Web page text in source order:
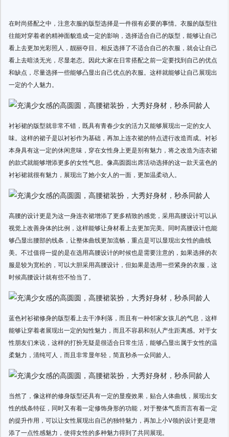
在时尚搭配之中，注意衣服的版型选择是一件很有必要的事情。衣服的版型往
往能对穿着者的精神面貌造成一定的影响，选择适合自己的版型，能够让自己
看上去更加光彩照人，靓丽夺目。相反选择了不适合自己的衣服，就会让自己
看上去暗淡无光，尽显老态。因此大家在日常搭配之前一定要找到自己的优点
和缺点，尽量选择一些能够凸显出自己优点的衣服。这样就能够让自己展现出
一定的个人魅力。
衬衫裙的版型就非常不错，既具有青春少女的活力又能够展现出一定的女人
味。这样的裙子是以衬衫作为基础，再加上连衣裙的特点进行改造而成。衬衫
本身具有这一定的休闲意味，穿在女性身上更是别有魅力，将之改造为连衣裙
的款式就能够增添更多的女性气息。像高圆圆出席活动选择的这一款天蓝色的
衬衫裙就很有魅力，展现出了她小女人的一面，更加温柔动人。
高腰的设计更是为这一身连衣裙增添了更多精致的感觉，采用高腰设计可以从
视觉上改善身体的比例，这样能够让身材看上去更加完美。同时高腰设计也能
够凸显出腰部的线条，让整体曲线更加流畅，重点是可以显现出女性的曲线
美。不过值得一提的是在选用高腰设计的时候也是需要注意的，如果选择的衣
服是较为宽松的，可以大胆采用高腰设计，但如果是选用一些紧身的衣服，这
时候高腰设计就有些不恰当了。
蓝色衬衫裙修身的版型看上去干净利落，而且有一种邻家女孩儿的气息，这样
能够让穿着者展现出一定的知性魅力，而且不容易和别人产生距离感。对于女
性朋友们来说，这样的打扮无疑是很适合日常生活，能够凸显出属于女性的温
柔魅力，清纯可人，而且非常显年轻，简直秒杀一众同龄人。
当然了，像这样的修身版型还具有一定的显瘦效果，贴合人体曲线，展现出女
性的线条特征，同时又有着一定修饰身形的功能，对于整体气质而言有着一定
的提升作用，可以让女性展现出自己的独特魅力，再加上小V领的设计更是增
添了一点性感魅力，使得女性的多种魅力得到了共同展现。